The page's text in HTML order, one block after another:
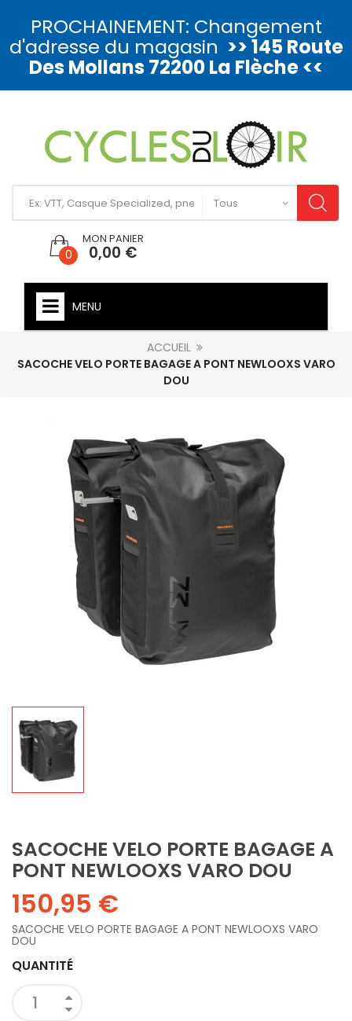
PROCHAINEMENT: Changement
d'adresse du magasin >> 145 Route
Des Mollans 72200 La Flèche <<
0
MON PANIER
0,00 €
MENU
ACCUEIL
SACOCHE VELO PORTE BAGAGE A PONT NEWLOOXS VARO
DOU
SACOCHE VELO PORTE BAGAGE A
PONT NEWLOOXS VARO DOU
150,95 €
SACOCHE VELO PORTE BAGAGE A PONT NEWLOOXS VARO
DOU
QUANTITÉ